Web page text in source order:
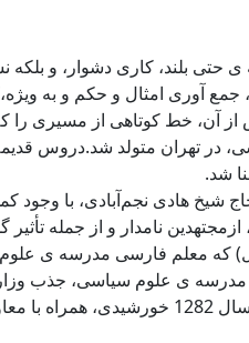
ی حتی بلند، کاری دشوار، و
آوری امثال و حکم و به
از آن، خط کوتاهی از مسیری
دهخدا، در سال 1258 شمسی، در
شد.
هادى نجم‌آبادى، با وجود
نامدار و از جمله
معلم فارسی مدرسه ی علوم
مدرسه ی علوم سیاسی، جذب
کردند.دهخدا نیز از آن شمار